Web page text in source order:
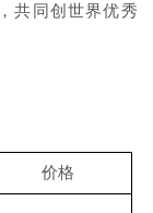
共同创世界优秀
价格